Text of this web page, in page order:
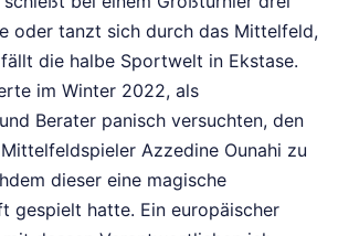
oder tanzt sich durch das Mittelfeld,
die halbe Sportwelt in Ekstase.
im Winter 2022, als
Berater panisch versuchten, den
Azzedine Ounahi zu
dieser eine magische
gespielt hatte. Ein europäischer